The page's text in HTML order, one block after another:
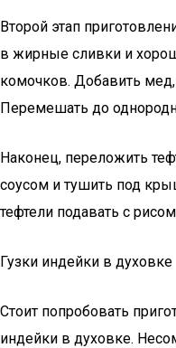
Второй этап
в жирные сливки и
комочков. Добавить мед,
Перемешать до
Наконец, переложить
соусом и тушить под
тефтели подавать с
Гузки индейки в духовке
Стоит попробовать
индейки в духовке.